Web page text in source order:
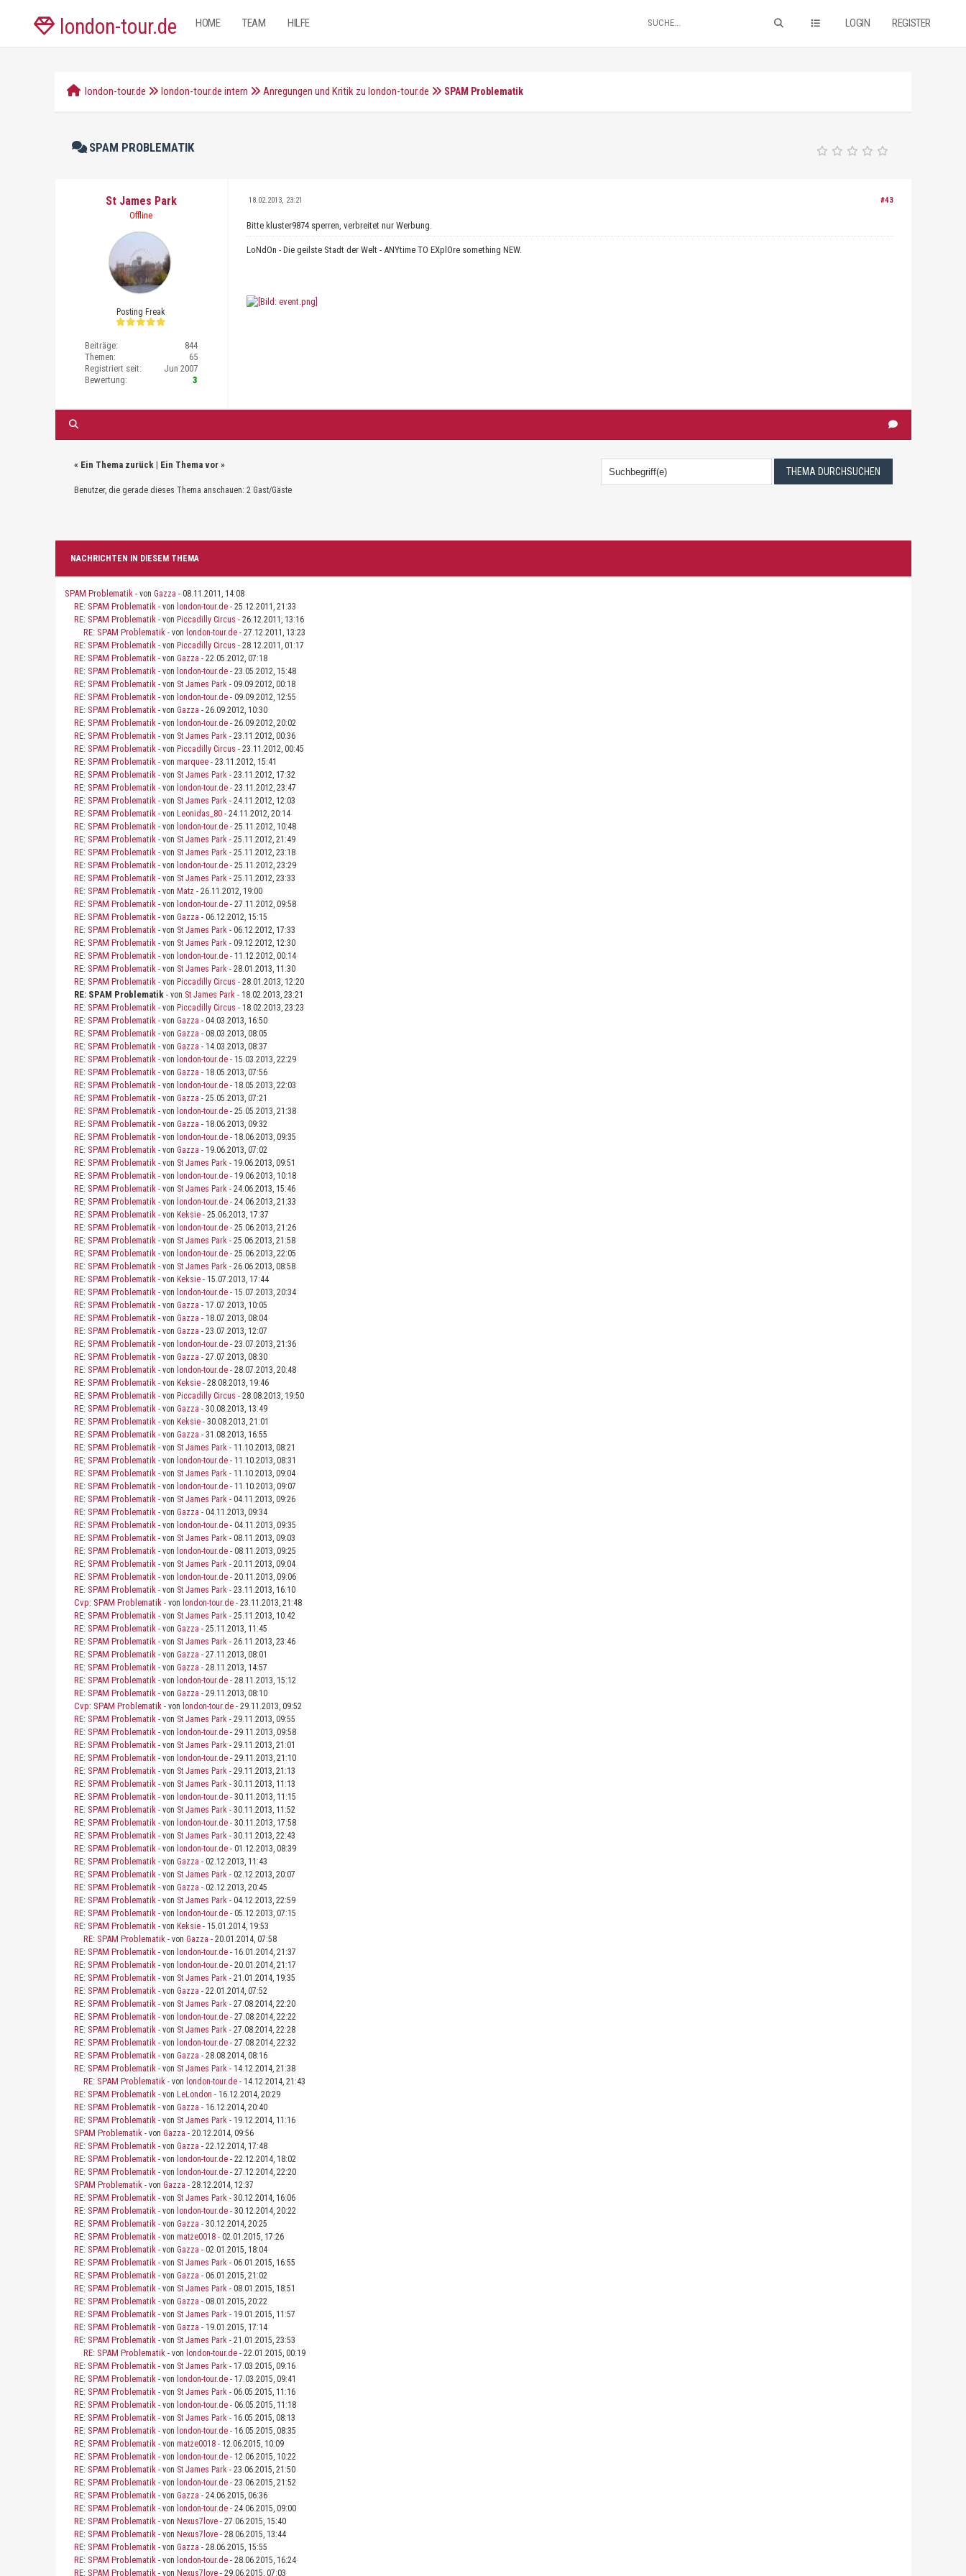
london-tour.de LOGIN REGISTER
HOME TEAM HILFE
london-tour.de london-tour.de intern Anregungen und Kritik zu london-tour.de SPAM Problematik
SPAM PROBLEMATIK
St James Park
Offline
Posting Freak
Beiträge:
844
Themen:
65
Registriert seit:
Jun 2007
Bewertung:
3
#43
18.02.2013, 23:21
Bitte kluster9874 sperren, verbreitet nur Werbung.
LoNdOn - Die geilste Stadt der Welt - ANYtime TO EXplOre something NEW.
« Ein Thema zurück| Ein Thema vor»
Benutzer, die gerade dieses Thema anschauen: 2 Gast/Gäste
NACHRICHTEN IN DIESEM THEMA
SPAM Problematik - von Gazza - 08.11.2011, 14:08
RE: SPAM Problematik - von london-tour.de- 25.12.2011, 21:33
RE: SPAM Problematik - von Piccadilly Circus - 26.12.2011, 13:16
RE: SPAM Problematik - von london-tour.de- 27.12.2011, 13:23
RE: SPAM Problematik - von Piccadilly Circus - 28.12.2011, 01:17
RE: SPAM Problematik - von Gazza - 22.05.2012, 07:18
RE: SPAM Problematik - von london-tour.de- 23.05.2012, 15:48
RE: SPAM Problematik - von St James Park- 09.09.2012, 00:18
RE: SPAM Problematik - von london-tour.de- 09.09.2012, 12:55
RE: SPAM Problematik - von Gazza - 26.09.2012, 10:30
RE: SPAM Problematik - von london-tour.de- 26.09.2012, 20:02
RE: SPAM Problematik - von St James Park- 23.11.2012, 00:36
RE: SPAM Problematik - von Piccadilly Circus - 23.11.2012, 00:45
RE: SPAM Problematik - von marquee- 23.11.2012, 15:41
RE: SPAM Problematik - von St James Park- 23.11.2012, 17:32
RE: SPAM Problematik - von london-tour.de- 23.11.2012, 23:47
RE: SPAM Problematik - von St James Park- 24.11.2012, 12:03
RE: SPAM Problematik - von Leonidas_80- 24.11.2012, 20:14
RE: SPAM Problematik - von london-tour.de- 25.11.2012, 10:48
RE: SPAM Problematik - von St James Park- 25.11.2012, 21:49
RE: SPAM Problematik - von St James Park- 25.11.2012, 23:18
RE: SPAM Problematik - von london-tour.de- 25.11.2012, 23:29
RE: SPAM Problematik - von St James Park- 25.11.2012, 23:33
RE: SPAM Problematik - von Matz- 26.11.2012, 19:00
RE: SPAM Problematik - von london-tour.de- 27.11.2012, 09:58
RE: SPAM Problematik - von Gazza - 06.12.2012, 15:15
RE: SPAM Problematik - von St James Park- 06.12.2012, 17:33
RE: SPAM Problematik - von St James Park- 09.12.2012, 12:30
RE: SPAM Problematik - von london-tour.de- 11.12.2012, 00:14
RE: SPAM Problematik - von St James Park- 28.01.2013, 11:30
RE: SPAM Problematik - von Piccadilly Circus - 28.01.2013, 12:20
RE: SPAM Problematik - von St James Park- 18.02.2013, 23:21
RE: SPAM Problematik - von Piccadilly Circus - 18.02.2013, 23:23
RE: SPAM Problematik - von Gazza - 04.03.2013, 16:50
RE: SPAM Problematik - von Gazza - 08.03.2013, 08:05
RE: SPAM Problematik - von Gazza - 14.03.2013, 08:37
RE: SPAM Problematik - von london-tour.de- 15.03.2013, 22:29
RE: SPAM Problematik - von Gazza - 18.05.2013, 07:56
RE: SPAM Problematik - von london-tour.de- 18.05.2013, 22:03
RE: SPAM Problematik - von Gazza - 25.05.2013, 07:21
RE: SPAM Problematik - von london-tour.de- 25.05.2013, 21:38
RE: SPAM Problematik - von Gazza - 18.06.2013, 09:32
RE: SPAM Problematik - von london-tour.de- 18.06.2013, 09:35
RE: SPAM Problematik - von Gazza - 19.06.2013, 07:02
RE: SPAM Problematik - von St James Park- 19.06.2013, 09:51
RE: SPAM Problematik - von london-tour.de- 19.06.2013, 10:18
RE: SPAM Problematik - von St James Park- 24.06.2013, 15:46
RE: SPAM Problematik - von london-tour.de- 24.06.2013, 21:33
RE: SPAM Problematik - von Keksie- 25.06.2013, 17:37
RE: SPAM Problematik - von london-tour.de- 25.06.2013, 21:26
RE: SPAM Problematik - von St James Park- 25.06.2013, 21:58
RE: SPAM Problematik - von london-tour.de- 25.06.2013, 22:05
RE: SPAM Problematik - von St James Park- 26.06.2013, 08:58
RE: SPAM Problematik - von Keksie- 15.07.2013, 17:44
RE: SPAM Problematik - von london-tour.de- 15.07.2013, 20:34
RE: SPAM Problematik - von Gazza - 17.07.2013, 10:05
RE: SPAM Problematik - von Gazza - 18.07.2013, 08:04
RE: SPAM Problematik - von Gazza - 23.07.2013, 12:07
RE: SPAM Problematik - von london-tour.de- 23.07.2013, 21:36
RE: SPAM Problematik - von Gazza - 27.07.2013, 08:30
RE: SPAM Problematik - von london-tour.de- 28.07.2013, 20:48
RE: SPAM Problematik - von Keksie- 28.08.2013, 19:46
RE: SPAM Problematik - von Piccadilly Circus - 28.08.2013, 19:50
RE: SPAM Problematik - von Gazza - 30.08.2013, 13:49
RE: SPAM Problematik - von Keksie- 30.08.2013, 21:01
RE: SPAM Problematik - von Gazza - 31.08.2013, 16:55
RE: SPAM Problematik - von St James Park- 11.10.2013, 08:21
RE: SPAM Problematik - von london-tour.de- 11.10.2013, 08:31
RE: SPAM Problematik - von St James Park- 11.10.2013, 09:04
RE: SPAM Problematik - von london-tour.de- 11.10.2013, 09:07
RE: SPAM Problematik - von St James Park- 04.11.2013, 09:26
RE: SPAM Problematik - von Gazza - 04.11.2013, 09:34
RE: SPAM Problematik - von london-tour.de- 04.11.2013, 09:35
RE: SPAM Problematik - von St James Park- 08.11.2013, 09:03
RE: SPAM Problematik - von london-tour.de- 08.11.2013, 09:25
RE: SPAM Problematik - von St James Park- 20.11.2013, 09:04
RE: SPAM Problematik - von london-tour.de- 20.11.2013, 09:06
RE: SPAM Problematik - von St James Park- 23.11.2013, 16:10
Cvp: SPAM Problematik - von london-tour.de- 23.11.2013, 21:48
RE: SPAM Problematik - von St James Park- 25.11.2013, 10:42
RE: SPAM Problematik - von Gazza - 25.11.2013, 11:45
RE: SPAM Problematik - von St James Park- 26.11.2013, 23:46
RE: SPAM Problematik - von Gazza - 27.11.2013, 08:01
RE: SPAM Problematik - von Gazza - 28.11.2013, 14:57
RE: SPAM Problematik - von london-tour.de- 28.11.2013, 15:12
RE: SPAM Problematik - von Gazza - 29.11.2013, 08:10
Cvp: SPAM Problematik - von london-tour.de- 29.11.2013, 09:52
RE: SPAM Problematik - von St James Park- 29.11.2013, 09:55
RE: SPAM Problematik - von london-tour.de- 29.11.2013, 09:58
RE: SPAM Problematik - von St James Park- 29.11.2013, 21:01
RE: SPAM Problematik - von london-tour.de- 29.11.2013, 21:10
RE: SPAM Problematik - von St James Park- 29.11.2013, 21:13
RE: SPAM Problematik - von St James Park- 30.11.2013, 11:13
RE: SPAM Problematik - von london-tour.de- 30.11.2013, 11:15
RE: SPAM Problematik - von St James Park- 30.11.2013, 11:52
RE: SPAM Problematik - von london-tour.de- 30.11.2013, 17:58
RE: SPAM Problematik - von St James Park- 30.11.2013, 22:43
RE: SPAM Problematik - von london-tour.de- 01.12.2013, 08:39
RE: SPAM Problematik - von Gazza - 02.12.2013, 11:43
RE: SPAM Problematik - von St James Park- 02.12.2013, 20:07
RE: SPAM Problematik - von Gazza - 02.12.2013, 20:45
RE: SPAM Problematik - von St James Park- 04.12.2013, 22:59
RE: SPAM Problematik - von london-tour.de- 05.12.2013, 07:15
RE: SPAM Problematik - von Keksie- 15.01.2014, 19:53
RE: SPAM Problematik - von Gazza - 20.01.2014, 07:58
RE: SPAM Problematik - von london-tour.de- 16.01.2014, 21:37
RE: SPAM Problematik - von london-tour.de- 20.01.2014, 21:17
RE: SPAM Problematik - von St James Park- 21.01.2014, 19:35
RE: SPAM Problematik - von Gazza - 22.01.2014, 07:52
RE: SPAM Problematik - von St James Park- 27.08.2014, 22:20
RE: SPAM Problematik - von london-tour.de- 27.08.2014, 22:22
RE: SPAM Problematik - von St James Park- 27.08.2014, 22:28
RE: SPAM Problematik - von london-tour.de- 27.08.2014, 22:32
RE: SPAM Problematik - von Gazza - 28.08.2014, 08:16
RE: SPAM Problematik - von St James Park- 14.12.2014, 21:38
RE: SPAM Problematik - von london-tour.de- 14.12.2014, 21:43
RE: SPAM Problematik - von LeLondon - 16.12.2014, 20:29
RE: SPAM Problematik - von Gazza - 16.12.2014, 20:40
RE: SPAM Problematik - von St James Park- 19.12.2014, 11:16
SPAM Problematik - von Gazza - 20.12.2014, 09:56
RE: SPAM Problematik - von Gazza - 22.12.2014, 17:48
RE: SPAM Problematik - von london-tour.de- 22.12.2014, 18:02
RE: SPAM Problematik - von london-tour.de- 27.12.2014, 22:20
SPAM Problematik - von Gazza - 28.12.2014, 12:37
RE: SPAM Problematik - von St James Park- 30.12.2014, 16:06
RE: SPAM Problematik - von london-tour.de- 30.12.2014, 20:22
RE: SPAM Problematik - von Gazza - 30.12.2014, 20:25
RE: SPAM Problematik - von matze0018- 02.01.2015, 17:26
RE: SPAM Problematik - von Gazza - 02.01.2015, 18:04
RE: SPAM Problematik - von St James Park- 06.01.2015, 16:55
RE: SPAM Problematik - von Gazza - 06.01.2015, 21:02
RE: SPAM Problematik - von St James Park- 08.01.2015, 18:51
RE: SPAM Problematik - von Gazza - 08.01.2015, 20:22
RE: SPAM Problematik - von St James Park- 19.01.2015, 11:57
RE: SPAM Problematik - von Gazza - 19.01.2015, 17:14
RE: SPAM Problematik - von St James Park- 21.01.2015, 23:53
RE: SPAM Problematik - von london-tour.de- 22.01.2015, 00:19
RE: SPAM Problematik - von St James Park- 17.03.2015, 09:16
RE: SPAM Problematik - von london-tour.de- 17.03.2015, 09:41
RE: SPAM Problematik - von St James Park- 06.05.2015, 11:16
RE: SPAM Problematik - von london-tour.de- 06.05.2015, 11:18
RE: SPAM Problematik - von St James Park- 16.05.2015, 08:13
RE: SPAM Problematik - von london-tour.de- 16.05.2015, 08:35
RE: SPAM Problematik - von matze0018- 12.06.2015, 10:09
RE: SPAM Problematik - von london-tour.de- 12.06.2015, 10:22
RE: SPAM Problematik - von St James Park- 23.06.2015, 21:50
RE: SPAM Problematik - von london-tour.de- 23.06.2015, 21:52
RE: SPAM Problematik - von Gazza - 24.06.2015, 06:36
RE: SPAM Problematik - von london-tour.de- 24.06.2015, 09:00
RE: SPAM Problematik - von Nexus7love- 27.06.2015, 15:40
RE: SPAM Problematik - von Nexus7love- 28.06.2015, 13:44
RE: SPAM Problematik - von Gazza - 28.06.2015, 15:55
RE: SPAM Problematik - von london-tour.de- 28.06.2015, 16:24
RE: SPAM Problematik - von Nexus7love- 29.06.2015, 07:03